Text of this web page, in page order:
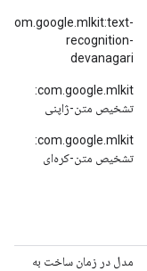
com.google.mlkit:text-
recognition-
devanagari
com.google.mlkit:
تشخیص متن-ژاپنی
com.google.mlkit:
تشخیص متن-کره‌ای
مدل در زمان ساخت به